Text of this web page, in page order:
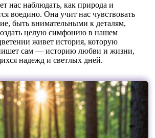
нас наблюдать, как природа и
воедино. Она учит нас чувствовать
быть внимательными к деталям,
целую симфонию в нашем
живет история, которую
сам — историю любви и жизни,
надежд и светлых дней.